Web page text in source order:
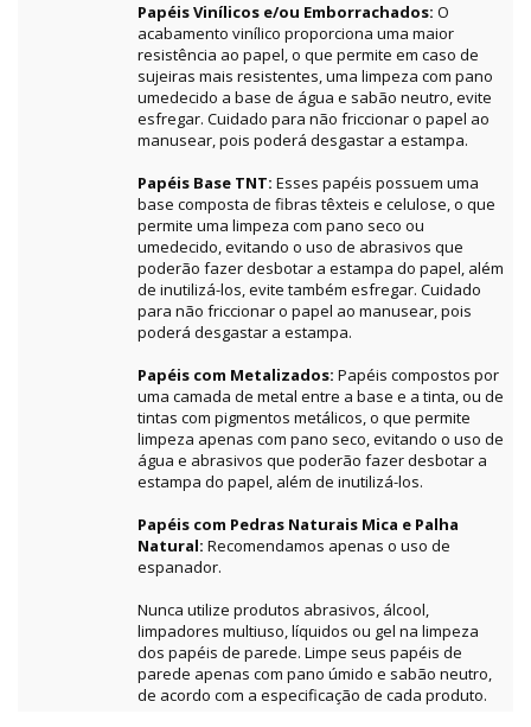
Papéis Vinílicos e/ou Emborrachados: O
acabamento vinílico proporciona uma maior
resistência ao papel, o que permite em caso de
sujeiras mais resistentes, uma limpeza com pano
umedecido a base de água e sabão neutro, evite
esfregar. Cuidado para não friccionar o papel ao
manusear, pois poderá desgastar a estampa.
Papéis Base TNT: Esses papéis possuem uma
base composta de fibras têxteis e celulose, o que
permite uma limpeza com pano seco ou
umedecido, evitando o uso de abrasivos que
poderão fazer desbotar a estampa do papel, além
de inutilizá-los, evite também esfregar. Cuidado
para não friccionar o papel ao manusear, pois
poderá desgastar a estampa.
Papéis com Metalizados: Papéis compostos por
uma camada de metal entre a base e a tinta, ou de
tintas com pigmentos metálicos, o que permite
limpeza apenas com pano seco, evitando o uso de
água e abrasivos que poderão fazer desbotar a
estampa do papel, além de inutilizá-los.
Papéis com Pedras Naturais Mica e Palha
Natural: Recomendamos apenas o uso de
espanador.
Nunca utilize produtos abrasivos, álcool,
limpadores multiuso, líquidos ou gel na limpeza
dos papéis de parede. Limpe seus papéis de
parede apenas com pano úmido e sabão neutro,
de acordo com a especificação de cada produto.